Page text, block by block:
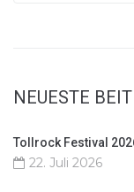
NEUESTE
Tollrock Festival
22. Juli 2026